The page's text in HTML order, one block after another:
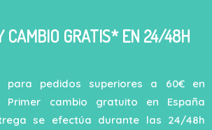
CAMBIO GRATIS* EN 24/48H
para pedidos superiores a 60€ en
Primer cambio gratuito en España
se efectúa durante las 24/48h